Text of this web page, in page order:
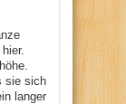
sie sich
langer